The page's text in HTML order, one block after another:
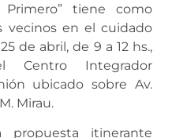
tiene como
vecinos en el cuidado
de abril, de 9 a 12 hs.,
Centro Integrador
ubicado sobre Av.
Mirau.
propuesta itinerante